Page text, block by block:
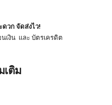
วก จัดส่งไว!
เงิน และ บัตรเครดิต
เติม